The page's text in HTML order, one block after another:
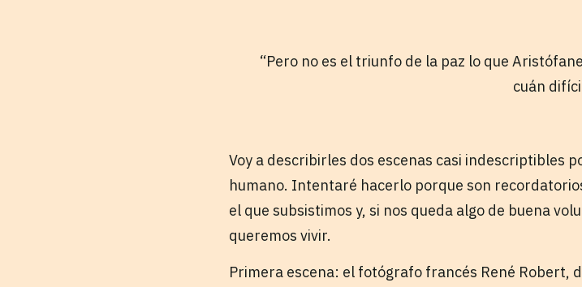
“Pero no es el triunfo de la paz lo que
cuán
Voy a describirles dos escenas casi indescriptibles
humano. Intentaré hacerlo porque son
el que subsistimos y, si nos queda algo de buena
queremos vivir.
Primera escena: el fotógrafo francés René Robert,